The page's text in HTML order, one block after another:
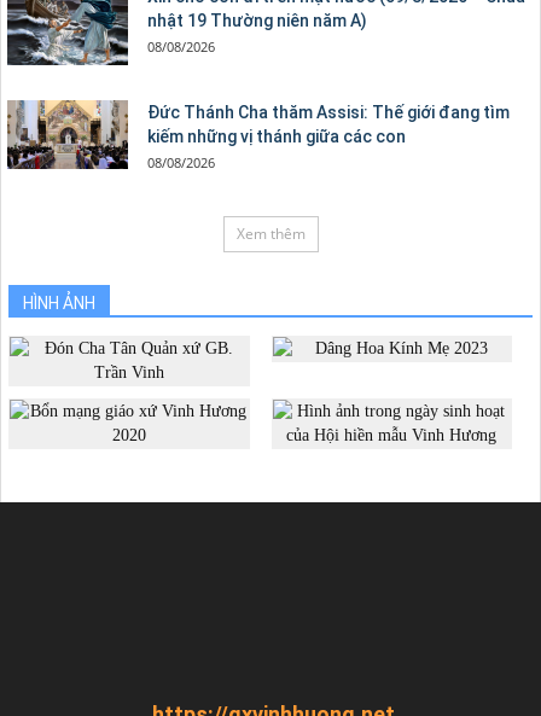
nhật 19 Thường niên năm A)
08/08/2026
Đức Thánh Cha thăm Assisi: Thế giới đang tìm
kiếm những vị thánh giữa các con
08/08/2026
Xem thêm
HÌNH ẢNH